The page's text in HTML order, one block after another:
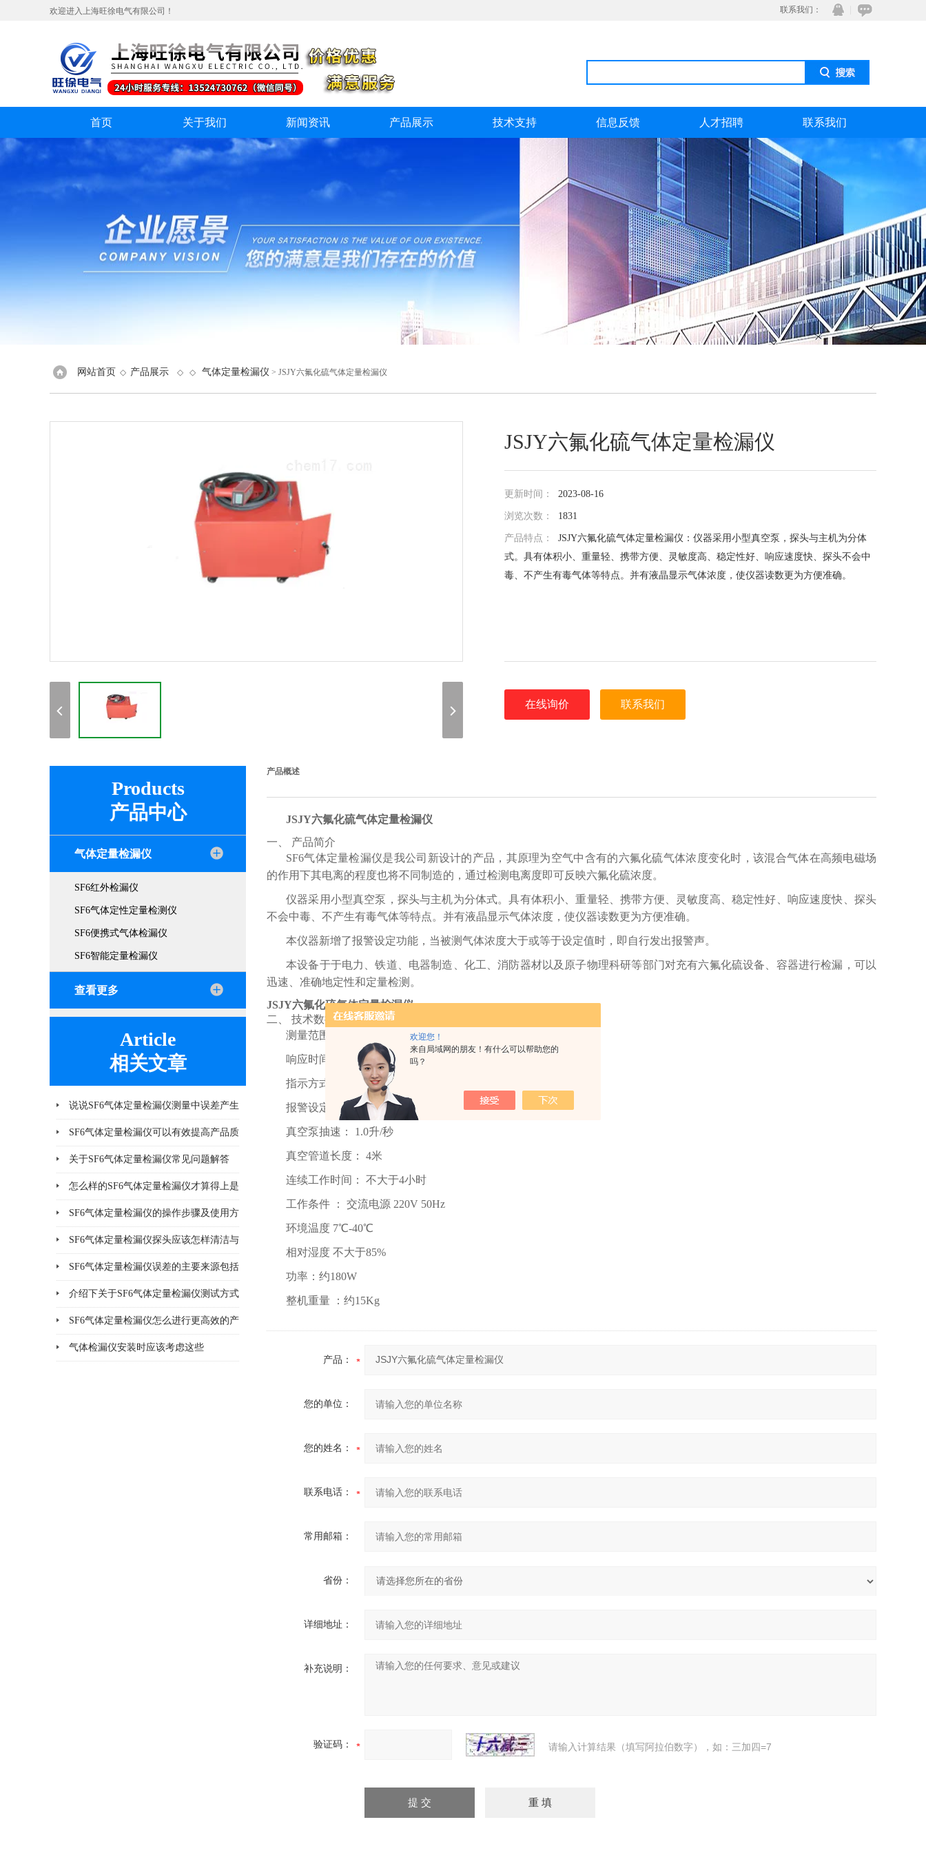
欢迎您！
来自局域网的朋友！有什么可以帮助您的
吗？
欢迎进入上海旺徐电气有限公司！ 联系我们：
在线咨
QQ
首页 关于我们 新闻资讯 产品展示 技术支持 信息反馈 人才招聘 联系我们
网站首页 ◇ 产品展示 ◇ ◇ 气体定量检漏仪 > JSJY六氟化硫气体定量检漏仪
JSJY六氟化硫气体定量检漏仪
更新时间： 2023-08-16
浏览次数： 1831
产品特点： JSJY六氟化硫气体定量检漏仪：仪器采用小型真空泵，探头与主机为分体
式。具有体积小、重量轻、携带方便、灵敏度高、稳定性好、响应速度快、探头不会中
毒、不产生有毒气体等特点。并有液晶显示气体浓度，使仪器读数更为方便准确。
在线询价 联系我们
Products
产品中心
气体定量检漏仪
SF6红外检漏仪
SF6气体定性定量检测仪
SF6便携式气体检漏仪
SF6智能定量检漏仪
查看更多
Article
相关文章
说说SF6气体定量检漏仪测量中误差产生
的8个因素
SF6气体定量检漏仪可以有效提高产品质
量
关于SF6气体定量检漏仪常见问题解答
怎么样的SF6气体定量检漏仪才算得上是
好产品
SF6气体定量检漏仪的操作步骤及使用方
法说明
SF6气体定量检漏仪探头应该怎样清洁与
更换
SF6气体定量检漏仪误差的主要来源包括
哪8个方面
介绍下关于SF6气体定量检漏仪测试方式
的优缺点
SF6气体定量检漏仪怎么进行更高效的产
品检漏?
气体检漏仪安装时应该考虑这些
产品概述
JSJY六氟化硫气体定量检漏仪
一、 产品简介
SF6气体定量检漏仪是我公司新设计的产品，其原理为空气中含有的六氟化硫气体浓度变化时，该混合气体在高频电磁场
的作用下其电离的程度也将不同制造的，通过检测电离度即可反映六氟化硫浓度。
仪器采用小型真空泵，探头与主机为分体式。具有体积小、重量轻、携带方便、灵敏度高、稳定性好、响应速度快、探头
不会中毒、不产生有毒气体等特点。并有液晶显示气体浓度，使仪器读数更为方便准确。
本仪器新增了报警设定功能，当被测气体浓度大于或等于设定值时，即自行发出报警声。
本设备于于电力、铁道、电器制造、化工、消防器材以及原子物理科研等部门对充有六氟化硫设备、容器进行检漏，可以
迅速、准确地定性和定量检测。
JSJY六氟化硫气体定量检漏仪
二、 技术数据
测量范围（SF6）： 0.01ppm～500ppm（体积比）
响应时间： 不大于3秒
指示方式： 液晶数字显示和声、光讯号报警
报警设定范围： 0.01ppm～500ppm（体积比）
真空泵抽速： 1.0升/秒
真空管道长度： 4米
连续工作时间： 不大于4小时
工作条件 ： 交流电源 220V 50Hz
环境温度 7℃-40℃
相对湿度 不大于85%
功率：约180W
整机重量 ：约15Kg
产品：
您的单位：
您的姓名：
联系电话：
常用邮箱：
省份：
详细地址：
补充说明：
验证码： 请输入计算结果（填写阿拉伯数字），如：三加四=7